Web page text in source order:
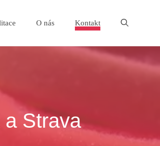
O nás Kontakt
Strava